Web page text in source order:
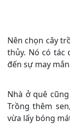
Nên chọn cây
thủy. Nó có tác
đến sự may
Nhà ở quê
Trồng thêm
vừa lấy bóng